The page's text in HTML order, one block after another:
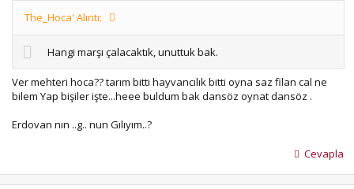
The_Hoca' Alıntı:
Hangi marşı çalacaktık, unuttuk bak.
Ver mehteri hoca?? tarım bitti hayvancılık bitti oyna saz filan cal ne
bilem Yap bişiler işte...heee buldum bak dansöz oynat dansöz .
Erdovan nın ..g.. nun Gılıyım..?
Cevapla